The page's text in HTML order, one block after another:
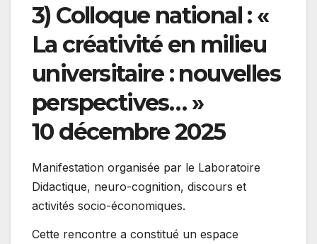
3) Colloque national : «
La créativité en milieu
universitaire : nouvelles
perspectives… »
10 décembre 2025
Manifestation organisée par le Laboratoire
Didactique, neuro-cognition, discours et
activités socio-économiques.
Cette rencontre a constitué un espace